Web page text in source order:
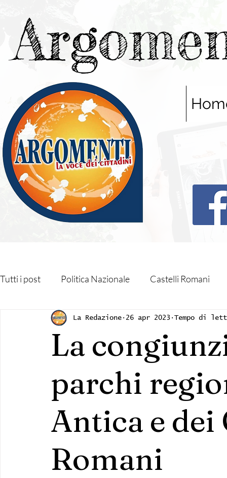
Tutti i post Politica Nazionale Castelli Romani
Roma Capitale Regione Lazio Associazioni
Religione Monteporzio Catone Partner
Cultura
La
parchi
Antica e dei
Romani
La Redazione 26 apr 2023 Tempo di